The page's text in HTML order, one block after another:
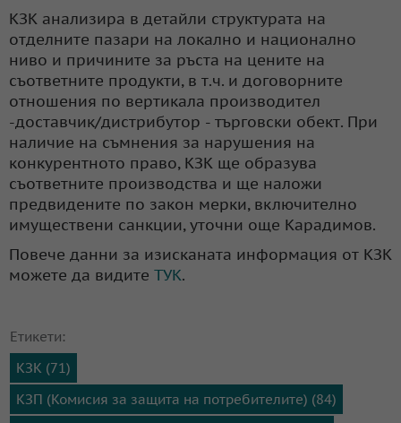
КЗК анализира в детайли структурата на
отделните пазари на локално и национално
ниво и причините за ръста на цените на
съответните продукти, в т.ч. и договорните
отношения по вертикала производител
-доставчик/дистрибутор - търговски обект. При
наличие на съмнения за нарушения на
конкурентното право, КЗК ще образува
съответните производства и ще наложи
предвидените по закон мерки, включително
имуществени санкции, уточни още Карадимов.
Повече данни за изисканата информация от КЗК
можете да видите ТУК.
Етикети:
КЗК (71)
КЗП (Комисия за защита на потребителите) (84)